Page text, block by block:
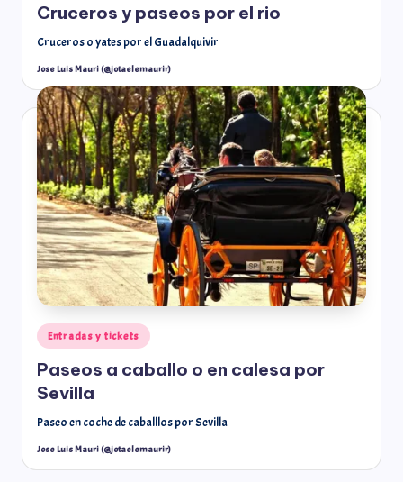
Cruceros y paseos por el rio
Cruceros o yates por el Guadalquivir
Jose Luis Mauri (@jotaelemaurir)
Entradas y tickets
Paseos a caballo o en calesa por
Sevilla
Paseo en coche de caballlos por Sevilla
Jose Luis Mauri (@jotaelemaurir)